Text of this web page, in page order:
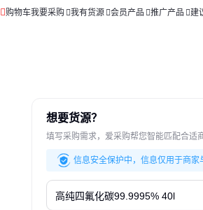
购物车我要采购 我有货源 会员产品 推广产品 建
想要货源？
填写采购需求，爱采购帮您智能匹配合适
信息安全保护中，信息仅用于商家